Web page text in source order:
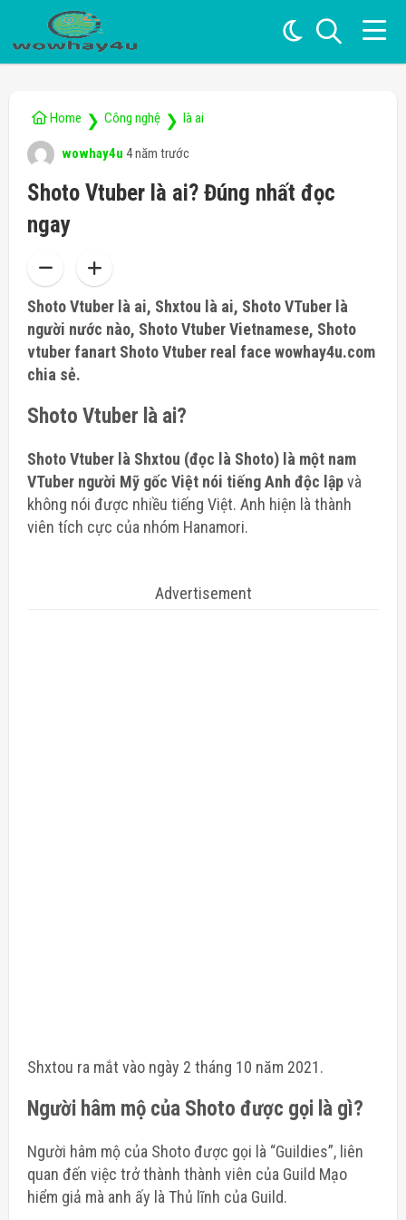
Home ❯ Công nghệ ❯ là ai
wowhay4u 4 năm trước
Shoto Vtuber là ai? Đúng nhất đọc
ngay
Shoto Vtuber là ai, Shxtou là ai, Shoto VTuber là
người nước nào, Shoto Vtuber Vietnamese, Shoto
vtuber fanart Shoto Vtuber real face wowhay4u.com
chia sẻ.
Shoto Vtuber là ai?
Shoto Vtuber là Shxtou (đọc là Shoto) là một nam
VTuber người Mỹ gốc Việt nói tiếng Anh độc lậpvà
không nói được nhiều tiếng Việt. Anh hiện là thành
viên tích cực của nhóm Hanamori.
Advertisement
Shxtou ra mắt vào ngày 2 tháng 10 năm 2021.
Người hâm mộ của Shoto được gọi là gì?
Người hâm mộ của Shoto được gọi là “Guildies”, liên
quan đến việc trở thành thành viên của Guild Mạo
hiểm giả mà anh ấy là Thủ lĩnh của Guild.